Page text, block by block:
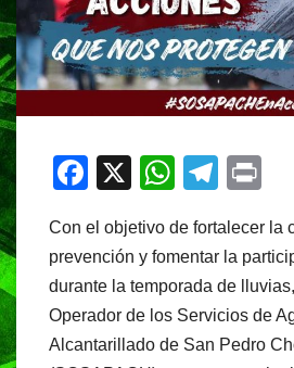
F
c
e
b
o
X
W
at
s
A
p
T
e
gr
a
m
t
Con el objetivo de fortalecer la
prevención y fomentar la
durante la temporada de
Operador de los Servicios de
Alcantarillado de San Pedro